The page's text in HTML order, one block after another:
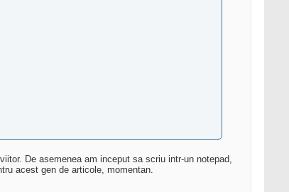
De asemenea am inceput sa scriu intr-un notepad,
acest gen de articole, momentan.